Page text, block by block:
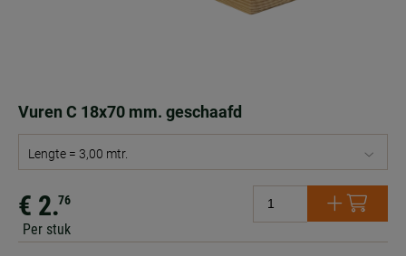
Vuren C 18x70 mm. geschaafd
Lengte = 3,00 mtr.
€ 2.76
Per stuk